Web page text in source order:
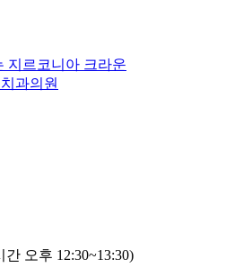
지르코니아 크라운
과의원
간 오후 12:30~13:30)